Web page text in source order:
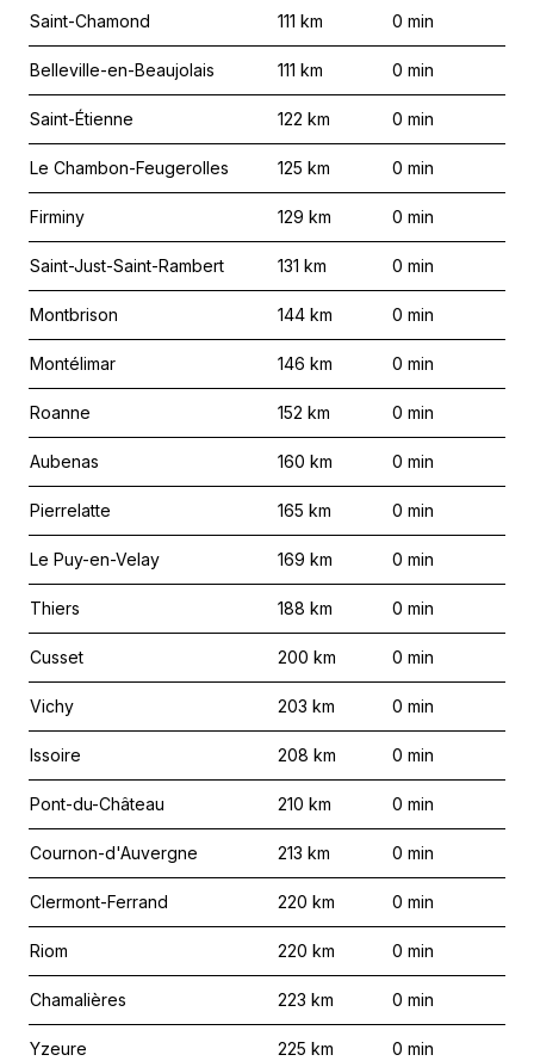
Saint-Chamond 111 km 0 min
Belleville-en-Beaujolais 111 km 0 min
Saint-Étienne 122 km 0 min
Le Chambon-Feugerolles 125 km 0 min
Firminy 129 km 0 min
Saint-Just-Saint-Rambert 131 km 0 min
Montbrison 144 km 0 min
Montélimar 146 km 0 min
Roanne 152 km 0 min
Aubenas 160 km 0 min
Pierrelatte 165 km 0 min
Le Puy-en-Velay 169 km 0 min
Thiers 188 km 0 min
Cusset 200 km 0 min
Vichy 203 km 0 min
Issoire 208 km 0 min
Pont-du-Château 210 km 0 min
Cournon-d'Auvergne 213 km 0 min
Clermont-Ferrand 220 km 0 min
Riom 220 km 0 min
Chamalières 223 km 0 min
Yzeure 225 km 0 min